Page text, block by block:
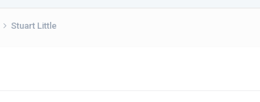
Stuart Little